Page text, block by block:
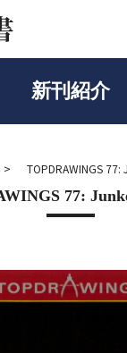
新刊紹介
TOPDRAWINGS 77:
77: